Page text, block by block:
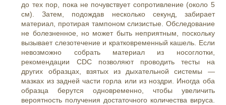
до тех пор, пока не почувствует сопротивление (около 5
см). Затем, подождав несколько секунд, забирает
материал, протирая тампоном слизистые. Обследование
не болезненное, но может быть неприятным, поскольку
вызывает слезотечение и кратковременный кашель. Если
невозможно собрать материал из носоглотки,
рекомендации CDC позволяют проводить тесты на
других образцах, взятых из дыхательной системы —
мазках из задней части горла или из ноздри. Иногда оба
образца берутся одновременно, чтобы увеличить
вероятность получения достаточного количества вируса.